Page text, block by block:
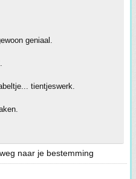
geniaal.
tientjeswerk.
naar je bestemming